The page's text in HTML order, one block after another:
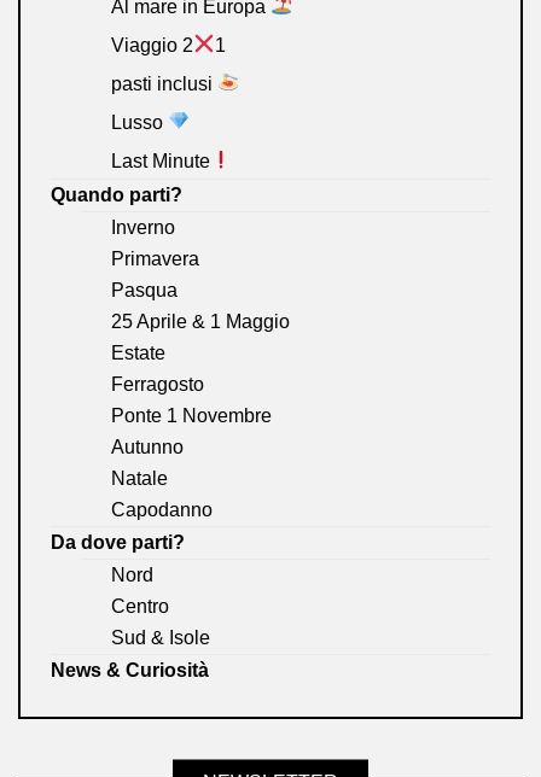
Al mare in Europa
Viaggio 2
1
pasti inclusi
Lusso
Last Minute
Quando parti?
Inverno
Primavera
Pasqua
25 Aprile & 1 Maggio
Estate
Ferragosto
Ponte 1 Novembre
Autunno
Natale
Capodanno
Da dove parti?
Nord
Centro
Sud & Isole
News & Curiosità